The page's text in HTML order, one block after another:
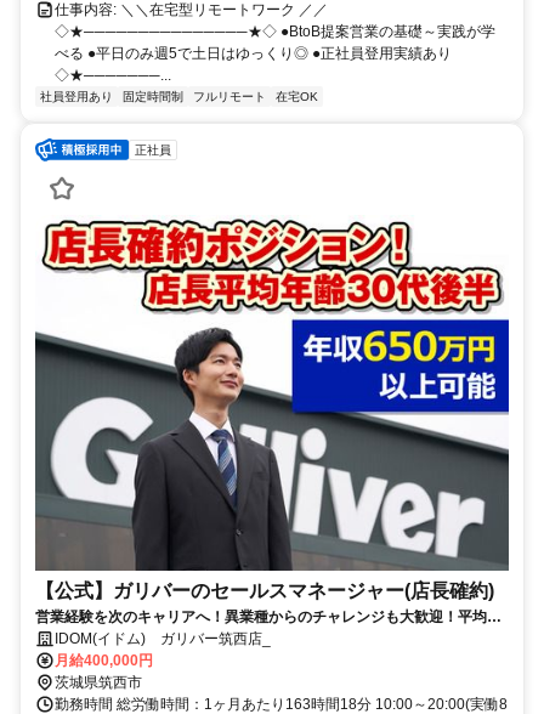
仕事内容: ＼＼在宅型リモートワーク ／／
◇★───────────────★◇ ●BtoB提案営業の基礎～実践が学
べる ●平日のみ週5で土日はゆっくり◎ ●正社員登用実績あり
◇★───────...
社員登用あり 固定時間制 フルリモート 在宅OK
正社員
【公式】ガリバーのセールスマネージャー(店長確約)
営業経験を次のキャリアへ！異業種からのチャレンジも大歓迎！平均年
齢30代後半の店長が活躍中・実質年間休日125日・家賃補助あり・イン
センティブあり
IDOM(イドム) ガリバー筑西店_
月給400,000円
茨城県筑西市
勤務時間 総労働時間：1ヶ月あたり163時間18分 10:00～20:00(実働8